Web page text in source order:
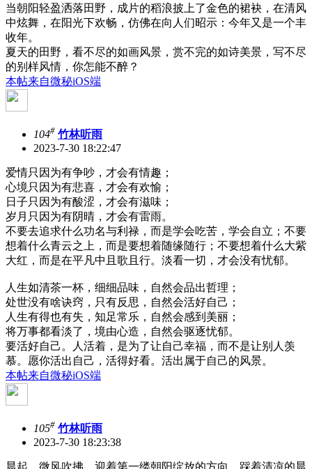
当朝阳轻盈洒落田野，成片的稻浪披上了金色的裙袂，在清风
中炫舞，在阳光下欢畅，仿佛在向人们昭示：今年又是一个丰
收年。
夏天的田野，看不尽的如画风景，赏不完的如诗美景，写不尽
的别样风情，你怎能不醉？
本帖来自微秘iOS端
104# 竹林听雨
2023-7-30 18:22:47
爱情只因为有争吵，才会有情趣；
心境只因为有悲喜，才会有欢愉；
日子只因为有酸涩，才会有滋味；
岁月只因为有阴晴，才会有雷雨。
不要去追求什么功名与利禄，而是学会吃苦，学会自立；不要
想着什么青云之上，而是要想着随缘随行；不要想着什么大紫
大红，而是在平凡中且歌且行。淡看一切，才会没有忧郁。
人生如清茶一杯，细细品味，自然会品出哲理；
处世没有啥诀窍，只有反思，自然会活好自己；
人生有得也有失，知足常乐，自然会感到美丽；
将万事都看淡了，境由心造，自然会驱逐忧郁。
要活好自己。人活着，是为了让自己幸福，而不是让别人羡
慕。愿你活出自己，活得好看。活出属于自己的风景。
本帖来自微秘iOS端
105# 竹林听雨
2023-7-30 18:23:38